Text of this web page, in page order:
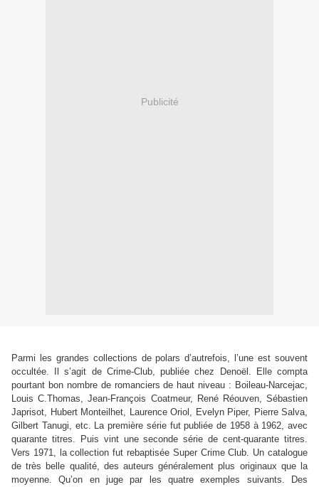
Publicité
Parmi les grandes collections de polars d’autrefois, l’une est souvent
occultée. Il s’agit de Crime-Club, publiée chez Denoël. Elle compta
pourtant bon nombre de romanciers de haut niveau : Boileau-Narcejac,
Louis C.Thomas, Jean-François Coatmeur, René Réouven, Sébastien
Japrisot, Hubert Monteilhet, Laurence Oriol, Evelyn Piper, Pierre Salva,
Gilbert Tanugi, etc. La première série fut publiée de 1958 à 1962, avec
quarante titres. Puis vint une seconde série de cent-quarante titres.
Vers 1971, la collection fut rebaptisée Super Crime Club. Un catalogue
de très belle qualité, des auteurs généralement plus originaux que la
moyenne. Qu’on en juge par les quatre exemples suivants. Des